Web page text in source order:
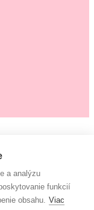
združenie
nemajú to šťastie
ktorí by im vedeli
a analýzu
funkcií
obsahu. Viac